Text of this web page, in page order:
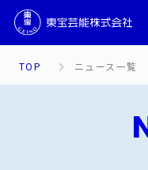
TOP ニュース一覧